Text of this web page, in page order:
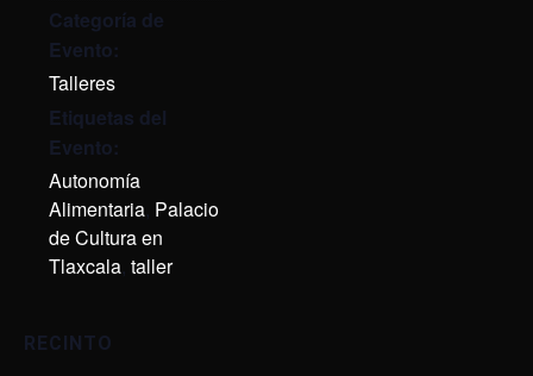
Categoría de
Evento:
Talleres
Etiquetas del
Evento:
Autonomía
Alimentaria Palacio
de Cultura en
Tlaxcala taller
RECINTO